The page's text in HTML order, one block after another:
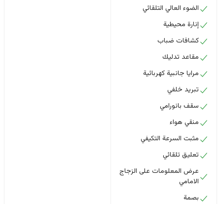
الضوء العالي التلقائي
إنارة محيطية
كشافات ضباب
مقاعد تدليك
مرايا جانبية كهربائية
تبريد خلفي
سقف بانورامي
منقي هواء
مثبت السرعة التكيفي
تعليق تلقائي
عرض المعلومات على الزجاج
الامامي
بصمة